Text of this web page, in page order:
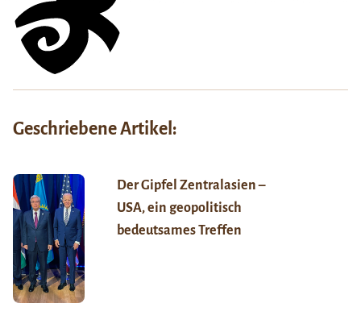
Geschriebene Artikel:
Der Gipfel Zentralasien –
USA, ein geopolitisch
bedeutsames Treffen